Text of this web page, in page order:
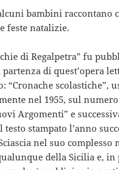
bambini raccontano
feste natalizie.
di Regalpetra” fu
di quest’opera
“Cronache scolastiche”,
nel 1955, sul
Argomenti” e
stampato l’anno
nel suo complesso
della Sicilia e, in